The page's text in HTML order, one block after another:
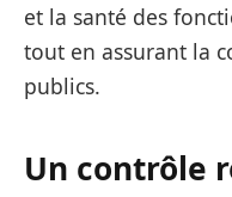
et la santé des
tout en assurant la
publics.
Un contrôle